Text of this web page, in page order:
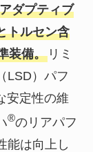
ダプティブ
トルセン含
装備。リミ
LSD）パフ
安定性の維
®のリアパフ
能は向上し